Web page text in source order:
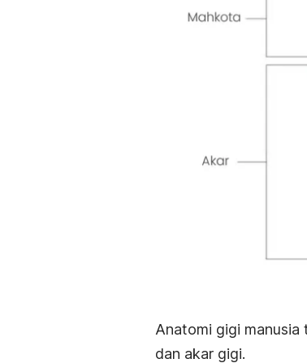
Anatomi gigi manusia
dan akar gigi.